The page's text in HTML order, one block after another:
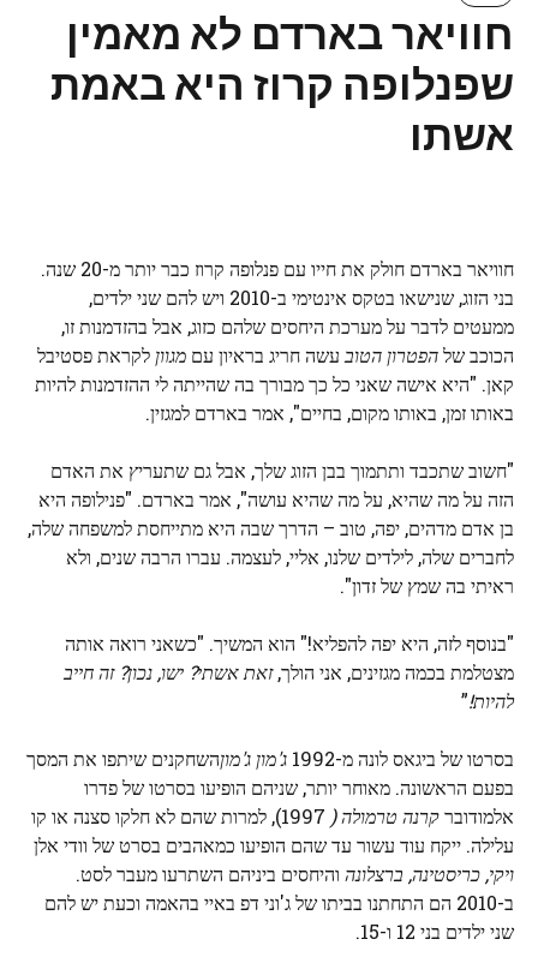
חוויאר בארדם לא מאמין
שפנלופה קרוז היא באמת
אשתו
חוויאר בארדם חולק את חייו עם פנלופה קרוז כבר יותר מ-20 שנה.
בני הזוג, שנישאו בטקס אינטימי ב-2010 ויש להם שני ילדים,
ממעטים לדבר על מערכת היחסים שלהם כזוג, אבל בהזדמנות זו,
הכוכב שלהפטרון הטובעשה חריג בראיון עם מגוון לקראת פסטיבל
קאן. "היא אישה שאני כל כך מבורך בה שהייתה לי ההזדמנות להיות
באותו זמן, באותו מקום, בחיים", אמר בארדם למגזין.
"חשוב שתכבד ותתמוך בבן הזוג שלך, אבל גם שתעריץ את האדם
הזה על מה שהיא, על מה שהיא עושה", אמר בארדם. "פנילופה היא
בן אדם מדהים, יפה, טוב – הדרך שבה היא מתייחסת למשפחה שלה,
לחברים שלה, לילדים שלנו, אליי, לעצמה. עברו הרבה שנים, ולא
ראיתי בה שמץ של זדון".
"בנוסף לזה, היא יפה להפליא!" הוא המשיך. "כשאני רואה אותה
מצטלמת בכמה מגזינים, אני הולך,זאת אשתי? ישו, נכון? זה חייב
להיות!”
בסרטו של ביגאס לונה מ-1992 ג'מון ג'מוןהשחקנים שיתפו את המסך
בפעם הראשונה. מאוחר יותר, שניהם הופיעו בסרטו של פדרו
אלמודוברקרנה טרמולה (
1997), למרות שהם לא חלקו סצנה או קו
עלילה. ייקח עוד עשור עד שהם הופיעו כמאהבים בסרט של וודי אלן
ויקי, כריסטינה, ברצלונה והיחסים ביניהם השתרעו מעבר לסט.
ב-2010 הם התחתנו בביתו של ג'וני דפ באיי בהאמה וכעת יש להם
שני ילדים בני 12 ו-15.